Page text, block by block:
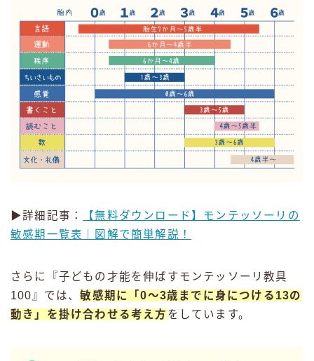
▶詳細記事：
【無料ダウンロード】モンテッソーリの
敏感期一覧表｜図解で簡単解説！
さらに『子どもの才能を伸ばすモンテッソーリ教具
100』では、敏感期に「0～3歳までに身につける13の
動き」を掛け合わせる考え方 をしています。